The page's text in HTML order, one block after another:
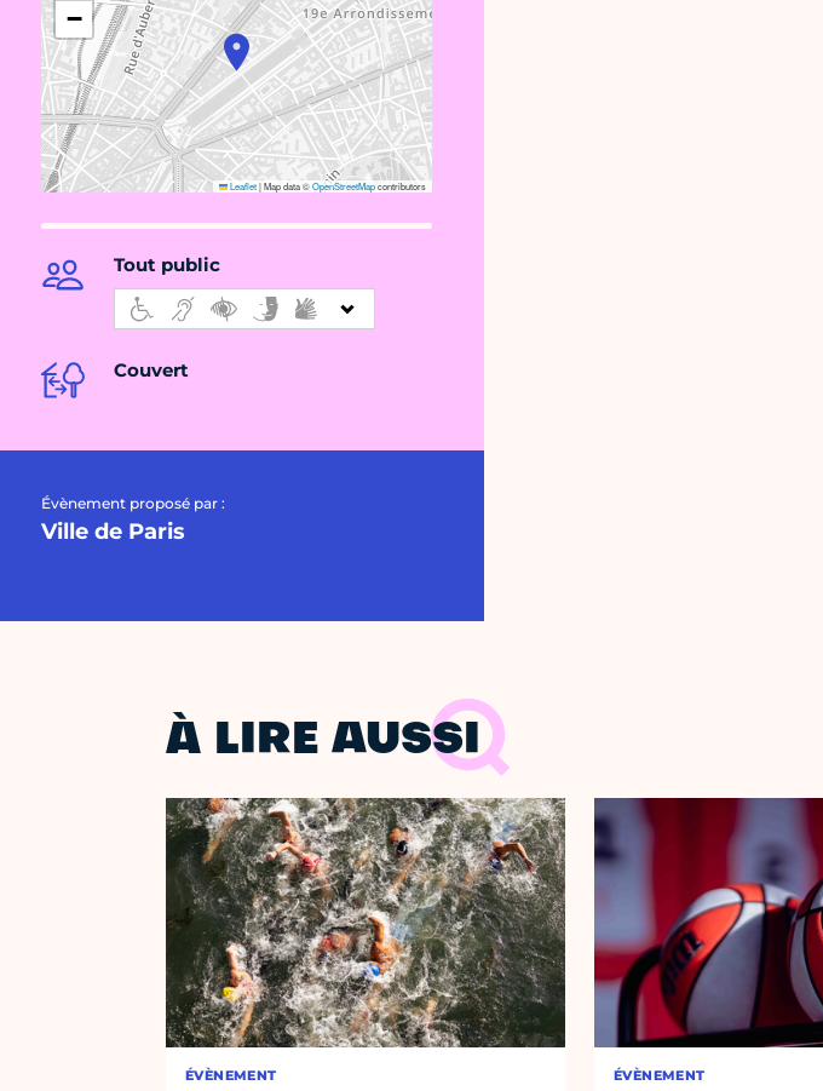
−
Leaflet|Map data ©OpenStreetMapcontributors
Tout public
Couvert
Évènement proposé par :
Ville de Paris
À LIRE AUSSI
ÉVÈNEMENT ÉVÈNEMENT